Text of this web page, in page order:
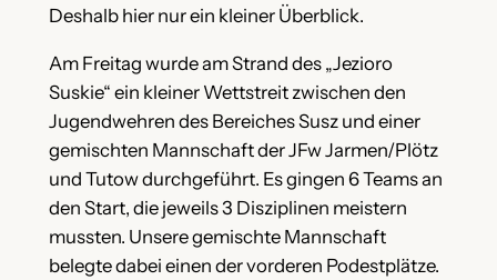
Deshalb hier nur ein kleiner Überblick.
Am Freitag wurde am Strand des „Jezioro
Suskie“ ein kleiner Wettstreit zwischen den
Jugendwehren des Bereiches Susz und einer
gemischten Mannschaft der JFw Jarmen/Plötz
und Tutow durchgeführt. Es gingen 6 Teams an
den Start, die jeweils 3 Disziplinen meistern
mussten. Unsere gemischte Mannschaft
belegte dabei einen der vorderen Podestplätze.